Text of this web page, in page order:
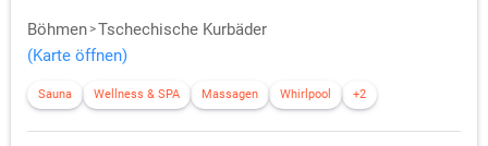
Böhmen Tschechische Kurbäder
(Karte öffnen)
Sauna Wellness & SPA Massagen Whirlpool +2